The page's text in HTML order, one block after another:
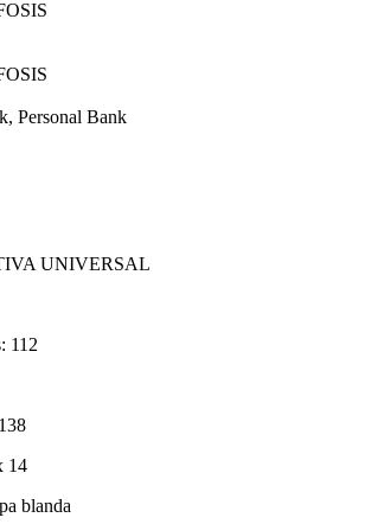
UNIVERSAL
112
14
blanda